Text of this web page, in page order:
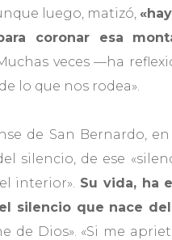
luego, matizó,
coronar esa
veces —ha
lo que nos rodea».
de San Bernardo,
silencio, de ese
interior». Su vida, ha
silencio que nace del
de Dios». «Si me